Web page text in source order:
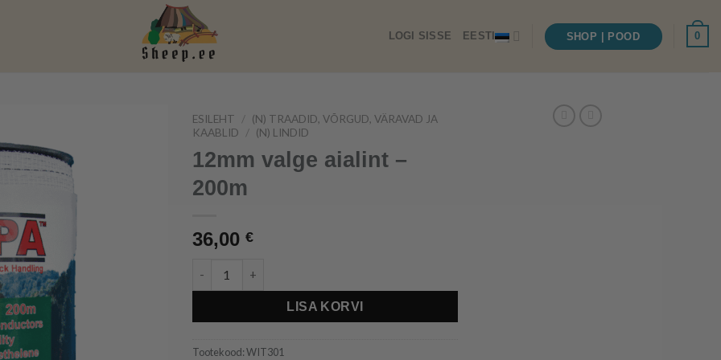
LOGI SISSE EESTI SHOP | POOD 0
ESILEHT / (N) TRAADID, VÕRGUD, VÄRAVAD JA
KAABLID
/ (N) LINDID
12mm valge aialint –
200m
36,00 €
LISA KORVI
Tootekood:WIT301